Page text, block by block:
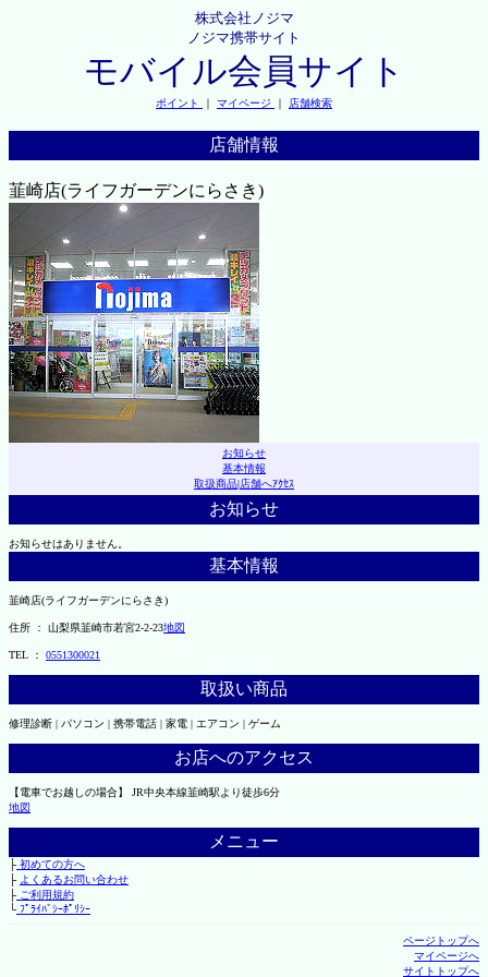
株式会社ノジマ
ノジマ携帯サイト
モバイル会員サイト
ポイント ｜ マイページ ｜ 店舗検索
店舗情報
韮崎店(ライフガーデンにらさき)
お知らせ
基本情報
取扱商品|店舗へｱｸｾｽ
お知らせ
お知らせはありません。
基本情報
韮崎店(ライフガーデンにらさき)
住所 ： 山梨県韮崎市若宮2-2-23地図
TEL ： 0551300021
取扱い商品
修理診断 | パソコン | 携帯電話 | 家電 | エアコン | ゲーム
お店へのアクセス
【電車でお越しの場合】 JR中央本線韮崎駅より徒歩6分
地図
メニュー
├初めての方へ
├ よくあるお問い合わせ
├ご利用規約
└ﾌﾟﾗｲﾊﾞｼｰﾎﾟﾘｼｰ
ページトップへ
マイページへ
サイトトップへ